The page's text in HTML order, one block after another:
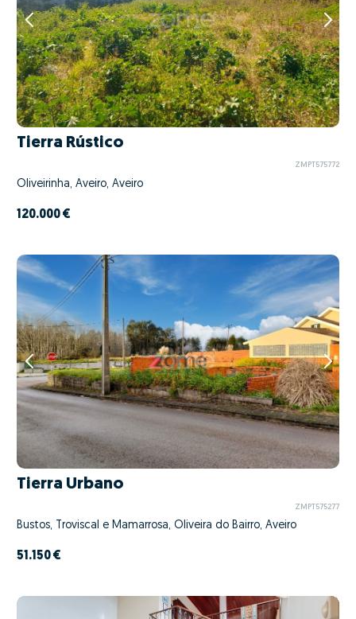
Tierra Rústico
ZMPT575772
Oliveirinha, Aveiro, Aveiro
120.000 €
Tierra Urbano
ZMPT575277
Bustos, Troviscal e Mamarrosa, Oliveira do Bairro, Aveiro
51.150 €